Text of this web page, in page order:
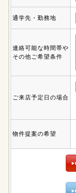
通学先・勤務地
連絡可能な時間帯や
その他ご希望条件
ご来店予定日の場合
物件提案の希望